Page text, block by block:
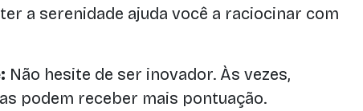
a serenidade ajuda você a raciocinar com
Não hesite de ser inovador. Às vezes,
podem receber mais pontuação.